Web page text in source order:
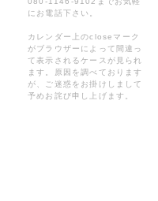
にお電話下さい。
カレンダー上のcloseマーク
がブラウザーによって間違っ
て表示されるケースが見られ
ます。原因を調べております
が、ご迷惑をお掛けしまして
予めお詫び申し上げます。